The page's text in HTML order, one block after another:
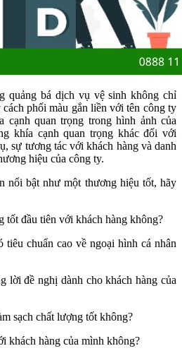
quảng bá dịch vụ vệ sinh không chỉ
phối màu gắn liền với tên công ty
cạnh quan trọng trong hình ảnh của
khía cạnh quan trọng khác đối với
sự tương tác với khách hàng và danh
hiệu của công ty.
nổi bật như một thương hiệu tốt, hãy
tốt đầu tiên với khách hàng không?
chuẩn cao về ngoại hình cá nhân
lời đề nghị dành cho khách hàng của
sạch chất lượng tốt không?
khách hàng của mình không?